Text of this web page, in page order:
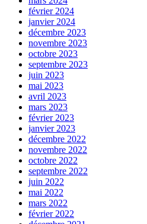
février 2024
janvier 2024
décembre 2023
novembre 2023
octobre 2023
septembre 2023
juin 2023
mai 2023
avril 2023
mars 2023
février 2023
janvier 2023
décembre 2022
novembre 2022
octobre 2022
septembre 2022
juin 2022
mai 2022
mars 2022
février 2022